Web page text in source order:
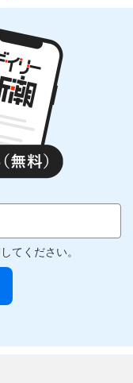
てください。